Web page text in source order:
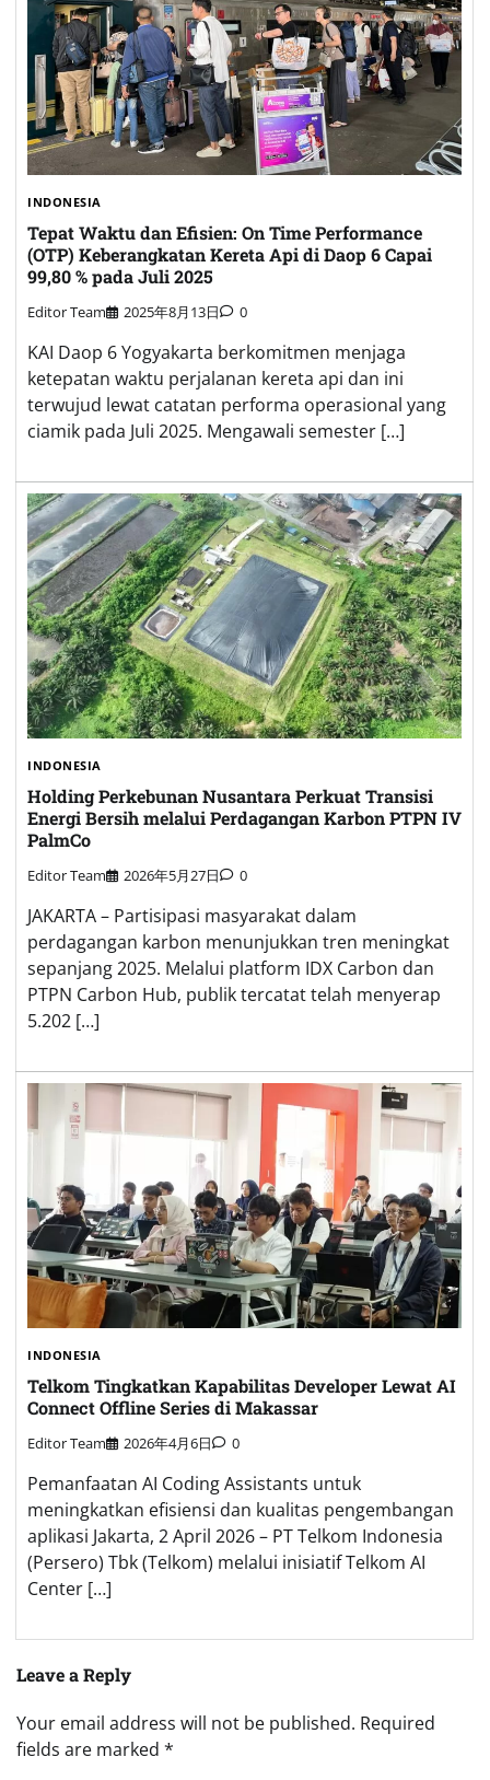
INDONESIA
Tepat Waktu dan Efisien: On Time Performance
(OTP) Keberangkatan Kereta Api di Daop 6 Capai
99,80 % pada Juli 2025
Editor Team 2025年8月13日 0
KAI Daop 6 Yogyakarta berkomitmen menjaga
ketepatan waktu perjalanan kereta api dan ini
terwujud lewat catatan performa operasional yang
ciamik pada Juli 2025. Mengawali semester […]
INDONESIA
Holding Perkebunan Nusantara Perkuat Transisi
Energi Bersih melalui Perdagangan Karbon PTPN IV
PalmCo
Editor Team 2026年5月27日 0
JAKARTA – Partisipasi masyarakat dalam
perdagangan karbon menunjukkan tren meningkat
sepanjang 2025. Melalui platform IDX Carbon dan
PTPN Carbon Hub, publik tercatat telah menyerap
5.202 […]
INDONESIA
Telkom Tingkatkan Kapabilitas Developer Lewat AI
Connect Offline Series di Makassar
Editor Team 2026年4月6日 0
Pemanfaatan AI Coding Assistants untuk
meningkatkan efisiensi dan kualitas pengembangan
aplikasi Jakarta, 2 April 2026 – PT Telkom Indonesia
(Persero) Tbk (Telkom) melalui inisiatif Telkom AI
Center […]
Leave a Reply
Your email address will not be published. Required
fields are marked *